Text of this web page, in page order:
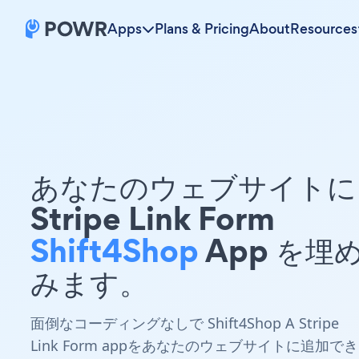
Apps Plans & PricingAboutResources
あなたのウェブサイト
Stripe Link Form
Shift4ShopApp を埋
みます。
面倒なコーディングなしで Shift4Shop A Stripe
Link Form appをあなたのウェブサイトに追加でき